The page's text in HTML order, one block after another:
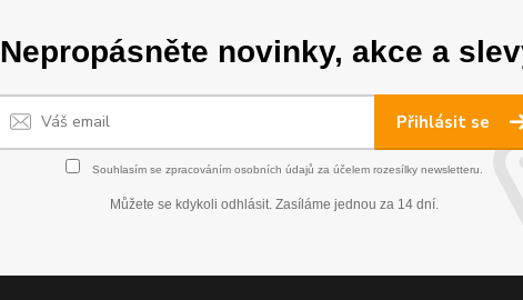
Nepropásněte novinky, akce a
Přihlásit se
Souhlasím se zpracováním osobních údajů za účelem rozesílky newsletteru.
Můžete se kdykoli odhlásit. Zasíláme jednou za 14 dní.